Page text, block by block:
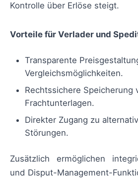
Kontrolle über Erlöse steigt.
Vorteile für Verlader und
Transparente
Vergleichsmöglichkeiten.
Rechtssichere Speicherung
Frachtunterlagen.
Direkter Zugang zu
Störungen.
Zusätzlich ermöglichen
und Disput-Management-